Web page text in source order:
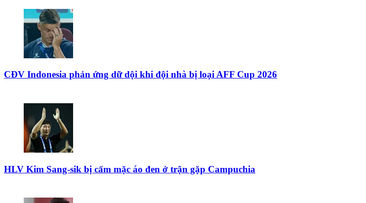
CĐV Indonesia phản ứng dữ dội khi đội nhà bị loại AFF Cup 2026
HLV Kim Sang-sik bị cấm mặc áo đen ở trận gặp Campuchia